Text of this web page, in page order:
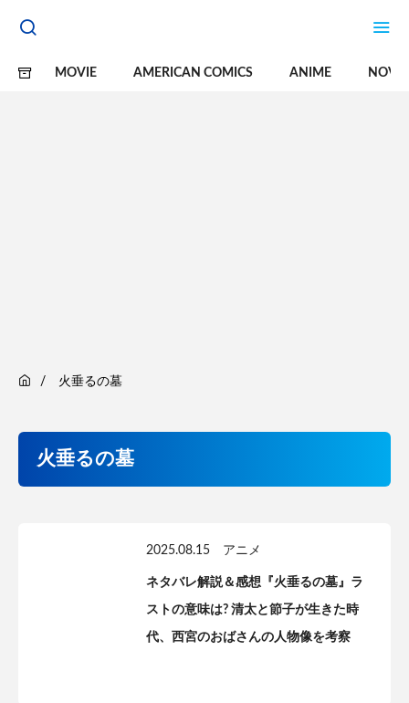
MOVIE AMERICAN COMICS ANIME
火垂るの墓
火垂るの墓
2025.08.15 アニメ
ネタバレ解説＆感想『火垂るの墓』ラ
ストの意味は? 清太と節子が生きた時
代、西宮のおばさんの人物像を考察